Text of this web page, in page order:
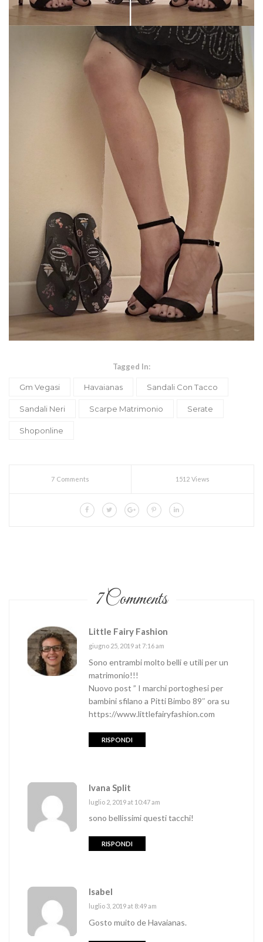
Tagged In:
Gm Vegasi Havaianas Sandali Con Tacco
Sandali Neri Scarpe Matrimonio Serate
Shoponline
7 Comments 1512 Views
7 Comments
Little Fairy Fashion
giugno 25, 2019 at 7:16 am
Sono entrambi molto belli e utili per un
matrimonio!!!
Nuovo post ” I marchi portoghesi per
bambini sfilano a Pitti Bimbo 89″ ora su
https://www.littlefairyfashion.com
RISPONDI
Ivana Split
luglio 2, 2019 at 10:47 am
sono bellissimi questi tacchi!
RISPONDI
Isabel
luglio 3, 2019 at 8:49 am
Gosto muito de Havaianas.